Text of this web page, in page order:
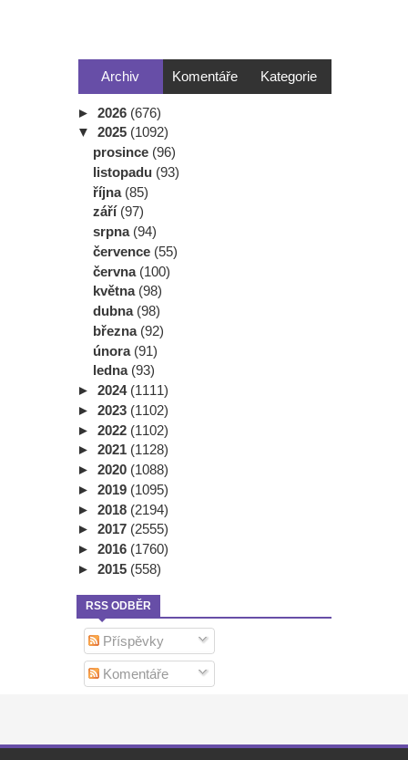
Archiv Komentáře Kategorie
► 2026 (676)
▼ 2025 (1092)
prosince (96)
listopadu (93)
října (85)
září (97)
srpna (94)
července (55)
června (100)
května (98)
dubna (98)
března (92)
února (91)
ledna (93)
► 2024 (1111)
► 2023 (1102)
► 2022 (1102)
► 2021 (1128)
► 2020 (1088)
► 2019 (1095)
► 2018 (2194)
► 2017 (2555)
► 2016 (1760)
► 2015 (558)
RSS ODBĚR
Příspěvky
Komentáře